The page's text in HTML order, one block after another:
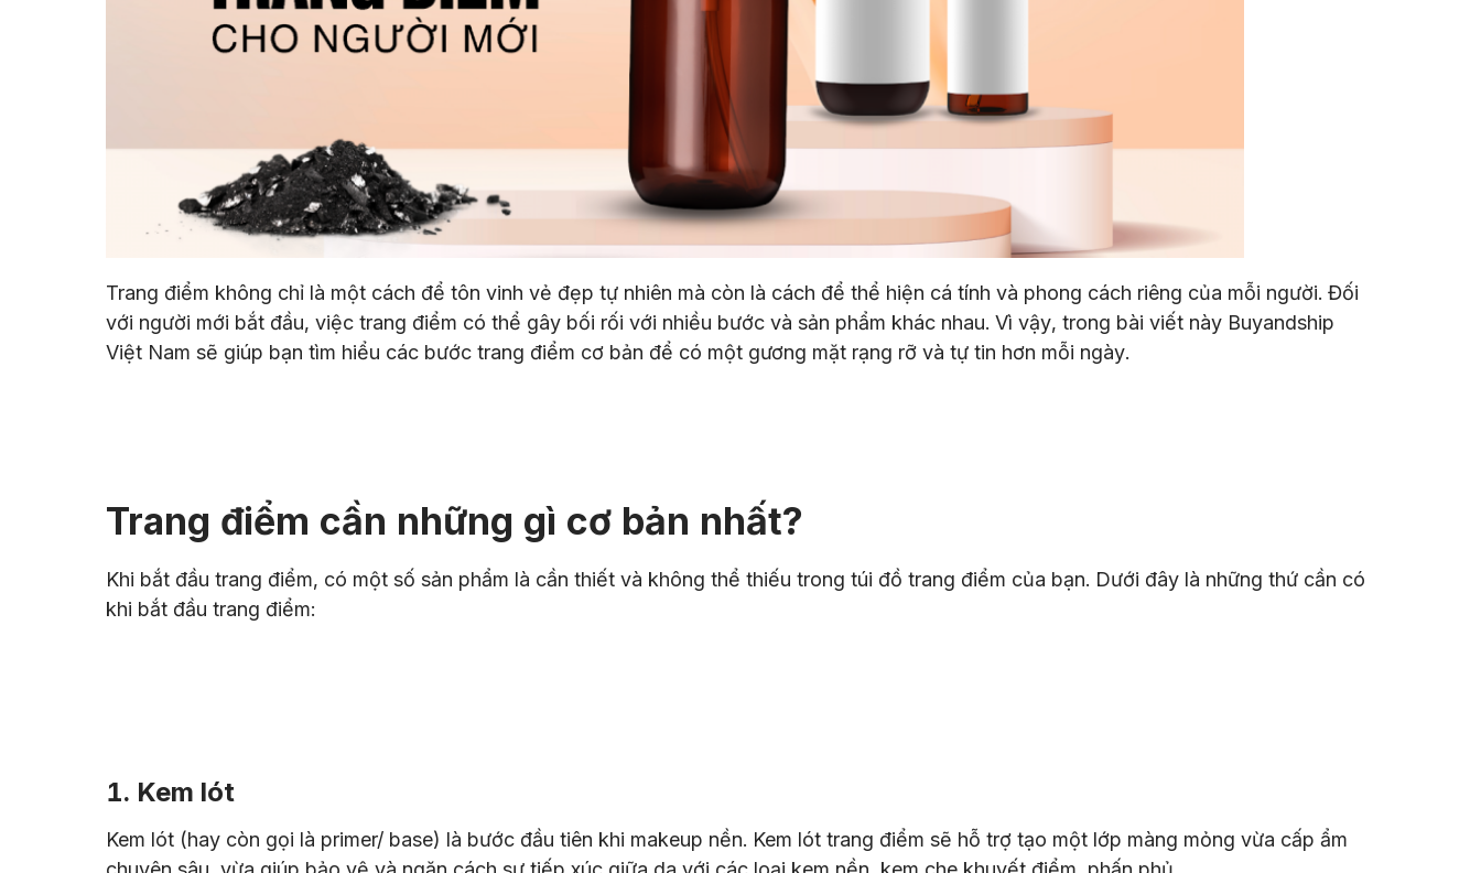
Trang điểm không chỉ là một cách để tôn vinh vẻ đẹp tự nhiên mà còn là cách để thể hiện cá tính và phong cách riêng của mỗi người. Đối
với người mới bắt đầu, việc trang điểm có thể gây bối rối với nhiều bước và sản phẩm khác nhau. Vì vậy, trong bài viết này Buyandship
Việt Nam sẽ giúp bạn tìm hiểu các bước trang điểm cơ bản để có một gương mặt rạng rỡ và tự tin hơn mỗi ngày.
Trang điểm cần những gì cơ bản nhất?
Khi bắt đầu trang điểm, có một số sản phẩm là cần thiết và không thể thiếu trong túi đồ trang điểm của bạn. Dưới đây là những thứ cần có
khi bắt đầu trang điểm:
1. Kem lót
Kem lót (hay còn gọi là primer/ base) là bước đầu tiên khi makeup nền. Kem lót trang điểm sẽ hỗ trợ tạo một lớp màng mỏng vừa cấp ẩm